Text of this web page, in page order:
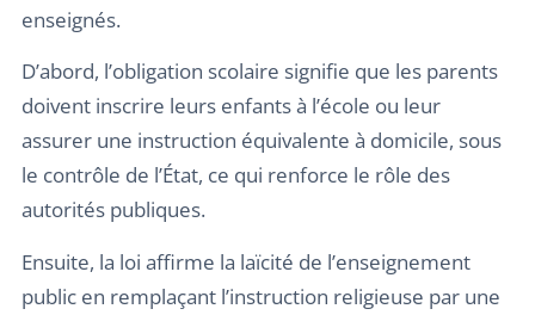
enseignés.
D’abord, l’obligation scolaire signifie que les parents
doivent inscrire leurs enfants à l’école ou leur
assurer une instruction équivalente à domicile, sous
le contrôle de l’État, ce qui renforce le rôle des
autorités publiques.
Ensuite, la loi affirme la laïcité de l’enseignement
public en remplaçant l’instruction religieuse par une